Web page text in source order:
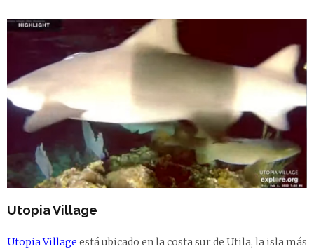
Utopia Village
Utopia Village está ubicado en la costa sur de Utila, la isla más